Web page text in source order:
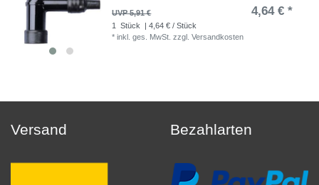
UVP 5,91 € 4,64 € *
1 Stück
| 4,64 € / Stück
*inkl. ges. MwSt. zzgl.Versandkosten
Versand Bezahlarten